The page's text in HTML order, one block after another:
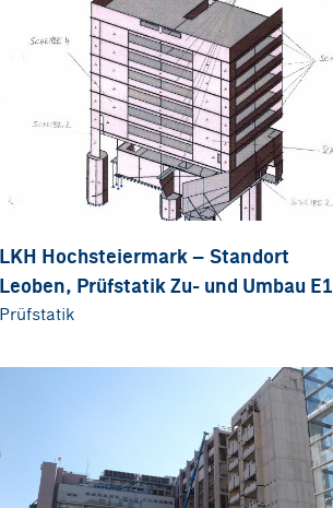
LKH Hochsteiermark – Standort
Leoben, Prüfstatik Zu- und Umbau E1
Prüfstatik